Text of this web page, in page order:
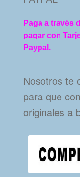
Paga a través
pagar con
Paypal.
Nosotros te
para que
originales a